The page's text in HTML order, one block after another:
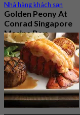
Nhà hàng khách sạn
Golden Peony At
Conrad Singapore
Marina Bay
4.6
189 Đã đặt chỗ
TừS$ 68